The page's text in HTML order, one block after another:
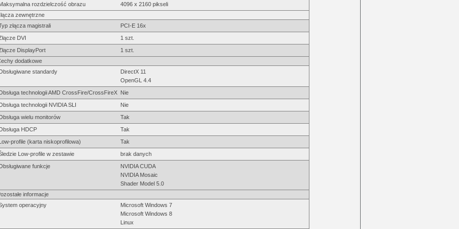
rozdzielczość obrazu
4096 x 2160 pikseli
zewnętrzne
złącza magistrali
PCI-E 16x
DVI
1 szt.
DisplayPort
1 szt.
dodatkowe
standardy
DirectX 11
OpenGL 4.4
technologii AMD CrossFire/CrossFireX Nie
technologii NVIDIA SLI
Nie
wielu monitorów
Tak
HDCP
Tak
profile (karta niskoprofilowa)
Tak
Low-profile w zestawie
brak danych
funkcje
NVIDIA CUDA
NVIDIA Mosaic
Shader Model 5.0
informacje
operacyjny
Microsoft Windows 7
Microsoft Windows 8
Linux